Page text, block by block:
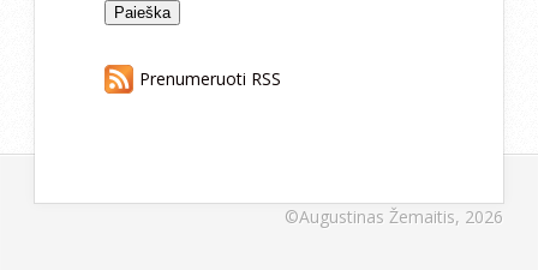
Prenumeruoti RSS
©Augustinas Žemaitis, 2026